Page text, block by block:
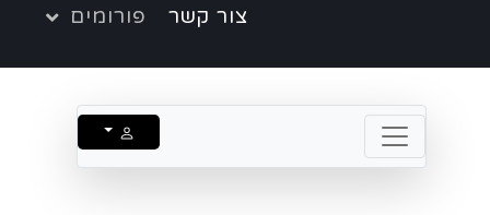
צור קשר
פורומים